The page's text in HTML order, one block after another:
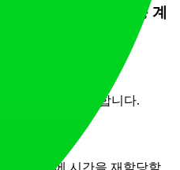
즉시 출력하여 수동 계
하여 즉시 표시합니다.
생 지원에 시간을 재할당할